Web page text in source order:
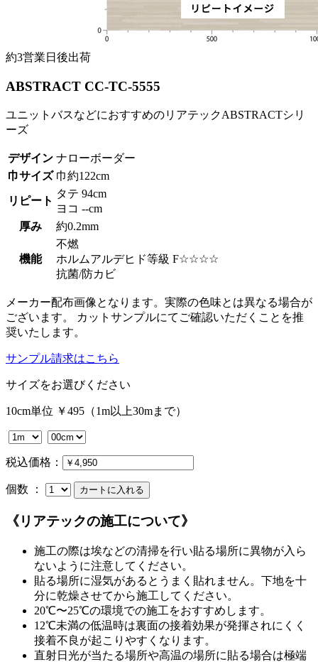
約3営業日後出荷
ABSTRACT CC-TC-5555
ユニットバスなどにおすすめのリアテックABSTRACTシリ
ーズ
デザイン ナローボーダー
巾サイズ 巾約122cm
リピート
タテ 94cm
ヨコ --cm
厚み
約0.2mm
機能
不燃
ホルムアルデヒド等級 F☆☆☆☆
抗菌/防カビ
メーカー配布画像となります。実際の色味とは異なる場合が
ございます。 カットサンプルにてご確認いただくことを推
奨いたします。
サンプル請求はこちら
サイズをお選びください
10cm単位 ￥495（1m以上30mまで）
税込価格：
個数 ：
《リアテックの施工について》
施工の際は埃などの清掃を行い貼る場所に異物が入ら
ないように注意してください。
貼る場所に湿気があるとうまく貼れません。下地を十
分に乾燥させてから施工してください。
20℃〜25℃の環境での施工をおすすめします。
12℃未満の低温時は裏面の接着効果が発揮されにくく
接着不良が起こりやすくなります。
直射日光が当たる場所や高温の場所に貼る場合は極端